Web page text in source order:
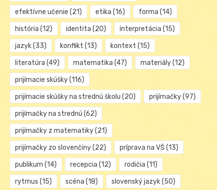
efektívne učenie (21) etika (16) forma (14)
história (12) identita (20) interpretácia (15)
jazyk(33) konflikt (13) kontext (15)
literatúra (49) matematika (47) materiály(12)
prijímacie skúšky(116)
prijímacie skúšky na strednú školu (20) prijímačky(97)
prijímačky na strednú (62)
prijímačky z matematiky(21)
prijímačky zo slovenčiny(22) príprava na VŠ (13)
publikum (14) recepcia (12) rodičia (11)
rytmus (15) scéna (18) slovenský jazyk(50)